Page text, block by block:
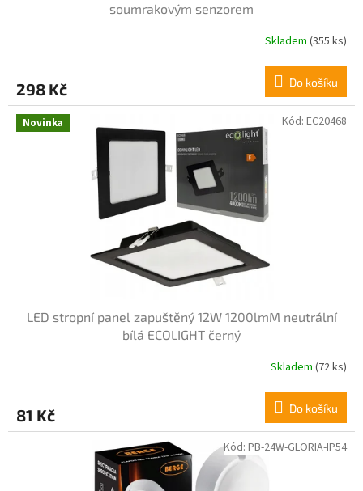
soumrakovým senzorem
Skladem (355 ks)
298 Kč Do košíku
Novinka
LED stropní panel zapuštěný 12W 1200lmM neutrální
bílá ECOLIGHT černý
Skladem (72 ks)
81 Kč Do košíku
Kód: EC20468
Kód: PB-24W-GLORIA-IP54